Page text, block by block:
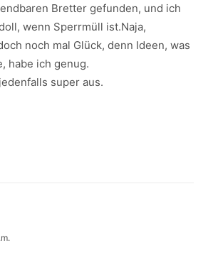
Bretter gefunden, und ich
wenn Sperrmüll ist.Naja,
noch mal Glück, denn Ideen, was
habe ich genug.
super aus.